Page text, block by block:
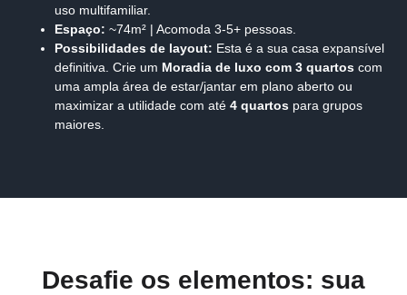
uso multifamiliar.
Espaço: ~74m² | Acomoda 3-5+ pessoas.
Possibilidades de layout: Esta é a sua casa expansível
definitiva. Crie um Moradia de luxo com 3 quartos com
uma ampla área de estar/jantar em plano aberto ou
maximizar a utilidade com até 4 quartos para grupos
maiores.
Desafie os elementos: sua